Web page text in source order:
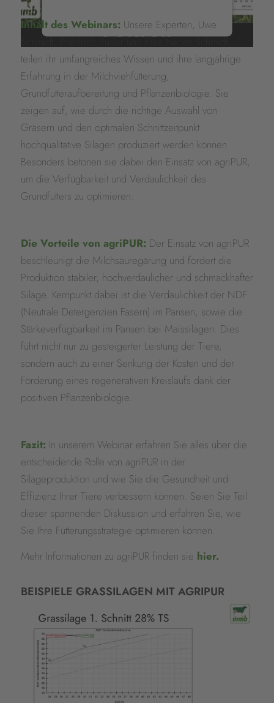
SERVICE ZU
LADEN!
Wir verwenden einen Service eines
Drittanbieters, um Videoinhalte
einzubetten. Dieser Service kann Daten
zu Ihren Aktivitäten sammeln. Bitte lesen
Sie die Details durch und stimmen Sie
der Nutzung des Service zu, um dieses
Video anzusehen.
Mehr Informationen
Management Platform& eRecht24
Inhalt des Webinars: Unsere Experten, Uwe
Schmidt, Friedrich Buder und Eike Niclas Schmidt,
teilen ihr umfangreiches Wissen und ihre langjährige
Erfahrung in der Milchviehfütterung,
Grundfutteraufbereitung und Pflanzenbiologie. Sie
zeigen auf, wie durch die richtige Auswahl von
Gräsern und den optimalen Schnittzeitpunkt
hochqualitative Silagen produziert werden können.
Besonders betonen sie dabei den Einsatz von agriPUR,
um die Verfügbarkeit und Verdaulichkeit des
Grundfutters zu optimieren.
Die Vorteile von agriPUR: Der Einsatz von agriPUR
beschleunigt die Milchsäuregärung und fördert die
Produktion stabiler, hochverdaulicher und schmackhafter
Silage. Kernpunkt dabei ist die Verdaulichkeit der NDF
(Neutrale Detergenzien Fasern) im Pansen, sowie die
Stärkeverfügbarkeit im Pansen bei Maissilagen. Dies
führt nicht nur zu gesteigerter Leistung der Tiere,
sondern auch zu einer Senkung der Kosten und der
Förderung eines regenerativen Kreislaufs dank der
positiven Pflanzenbiologie.
Fazit: In unserem Webinar erfahren Sie alles über die
entscheidende Rolle von agriPUR in der
Silageproduktion und wie Sie die Gesundheit und
Effizienz Ihrer Tiere verbessern können. Seien Sie Teil
dieser spannenden Diskussion und erfahren Sie, wie
Sie Ihre Fütterungsstrategie optimieren können.
Mehr Informationen zu agriPUR finden sie hier.
BEISPIELE GRASSILAGEN MIT AGRIPUR